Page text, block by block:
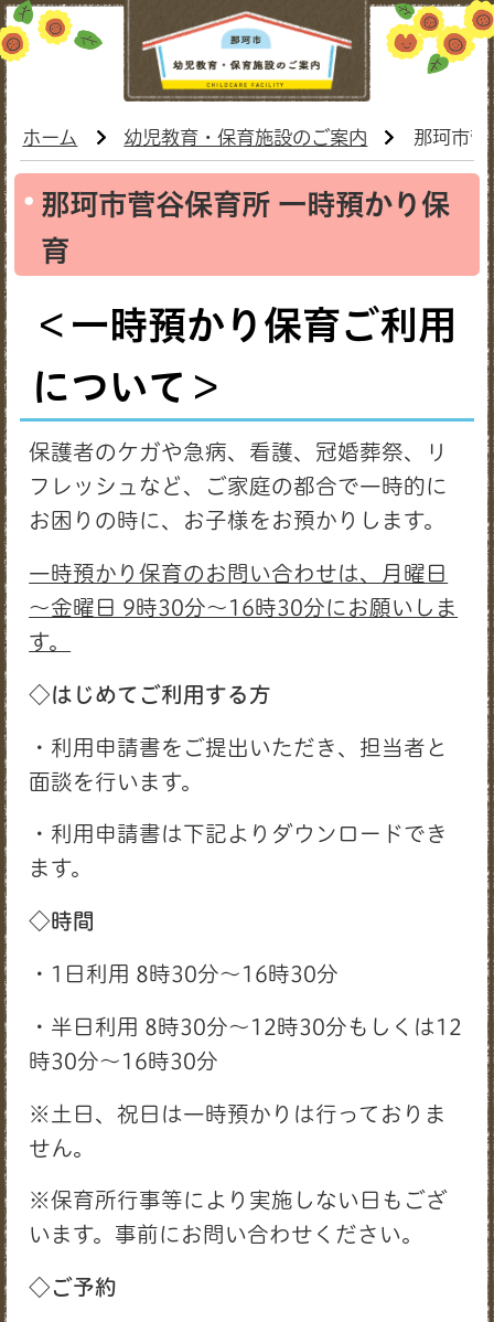
ホーム 幼児教育・保育施設のご案内 那珂市菅
那珂市菅谷保育所 一時預かり保
育
＜一時預かり保育ご利用
について＞
保護者のケガや急病、看護、冠婚葬祭、リ
フレッシュなど、ご家庭の都合で一時的に
お困りの時に、お子様をお預かりします。
一時預かり保育のお問い合わせは、月曜日
～金曜日 9時30分～16時30分にお願いしま
す。
◇はじめてご利用する方
・利用申請書をご提出いただき、担当者と
面談を行います。
・利用申請書は下記よりダウンロードでき
ます。
◇時間
・1日利用 8時30分～16時30分
・半日利用 8時30分～12時30分もしくは12
時30分～16時30分
※土日、祝日は一時預かりは行っておりま
せん。
※保育所行事等により実施しない日もござ
います。事前にお問い合わせください。
◇ご予約